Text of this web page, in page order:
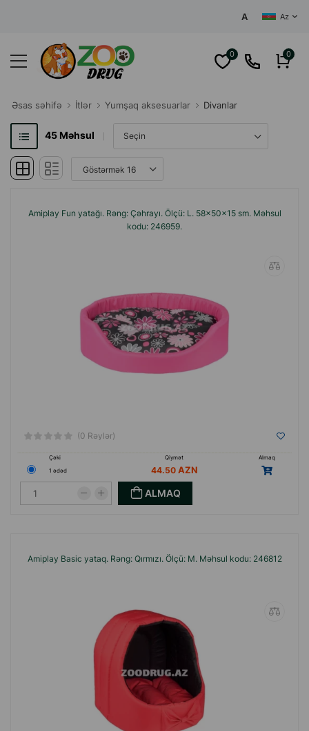
AZƏRBAYCANINAz
0 0
Əsas səhifə İtlər Yumşaq aksesuarlar Divanlar
45Məhsul
Amiplay Fun yatağı. Rəng: Çəhrayı. Ölçü: L. 58x50x15 sm. Məhsul
kodu: 246959.
(0 Rəylər)
Çəki Qiymət
Almaq
1 ədəd
44.50
ALMAQ
Amiplay Basic yataq. Rəng: Qırmızı. Ölçü: M. Məhsul kodu: 246812